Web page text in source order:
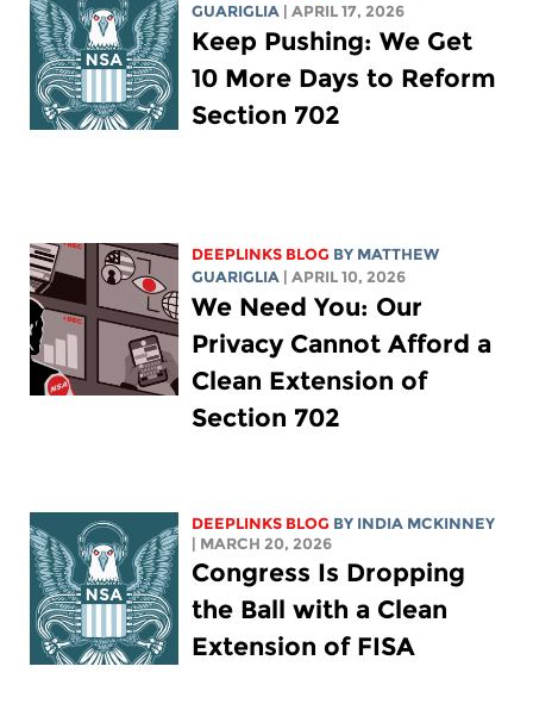
GUARIGLIA
| APRIL 17, 2026
Keep Pushing: We Get
10 More Days to Reform
Section 702
DEEPLINKS BLOG BY MATTHEW
GUARIGLIA
| APRIL 10, 2026
We Need You: Our
Privacy Cannot Afford a
Clean Extension of
Section 702
DEEPLINKS BLOG BY INDIA MCKINNEY
| MARCH 20, 2026
Congress Is Dropping
the Ball with a Clean
Extension of FISA